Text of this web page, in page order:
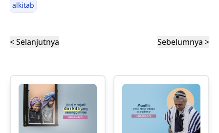
alkitab
< Selanjutnya Sebelumnya >